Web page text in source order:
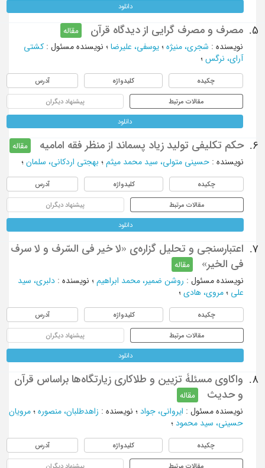
دانلود
5. مصرف و مصرف گرایی از دیدگاه قرآن
مقاله
نویسنده: شجری، منیژه؛ یوسفی، علیرضا؛ نویسنده مسئول : کشتی
آرای، نرگس ؛
چکیده کلیدواژه آدرس
مقالات مرتبط پیشنهاد دیگران
دانلود
6. حکم تکلیفی تولید زیاد پسماند از منظر فقه امامیه
مقاله
نویسنده: حسینی متولی، سید محمد میثم؛ بهجتی اردکانی، سلمان؛
چکیده کلیدواژه آدرس
مقالات مرتبط پیشنهاد دیگران
دانلود
7.
اعتبارسنجی و تحلیل گزاره‌ی «لا خیر فی السّرف و لا سرف
فی الخیر‌»
مقاله
نویسنده مسئول : روشن ضمیر، محمد ابراهیم؛ نویسنده: دلبری، سید
علی ؛ مروی، هادی؛
چکیده کلیدواژه آدرس
مقالات مرتبط پیشنهاد دیگران
دانلود
8.
واکاوی مسئلۀ تزیین و طلاکاری زیارتگاه‌ها براساس قرآن
و حدیث
مقاله
نویسنده مسئول : ایروانی، جواد؛ نویسنده: زاهدطلبان، منصوره؛ مرویان
حسینی، سید محمود؛
چکیده کلیدواژه آدرس
مقالات مرتبط پیشنهاد دیگران